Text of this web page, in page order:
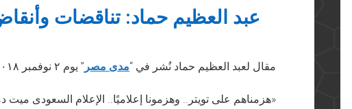
عبد العظيم حماد: تناقضات
مقال لعبد العظيم حماد نُشر في “مدى مصر ” يوم ٢ نوفمبر ٢٠١٨
«هزمناهم على تويتر.. وهزمونا إعلاميًا.. الإعلام السعودى ميت